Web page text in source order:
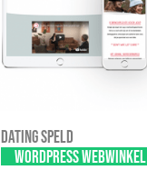
Dating Speld
WordPress webwinkel